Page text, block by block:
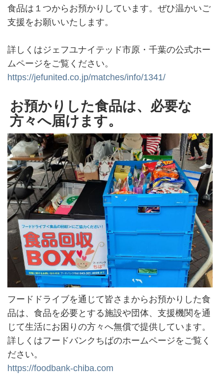
食品は１つからお預かりしています。ぜひ温かいご
支援をお願いいたします。
詳しくはジェフユナイテッド市原・千葉の公式ホー
ムページをご覧ください。
https://jefunited.co.jp/matches/info/1341/
お預かりした食品は、必要な
方々へ届けます。
フードドライブを通じて皆さまからお預かりした食
品は、食品を必要とする施設や団体、支援機関を通
じて生活にお困りの方々へ無償で提供しています。
詳しくはフードバンクちばのホームページをご覧く
ださい。
https://foodbank-chiba.com